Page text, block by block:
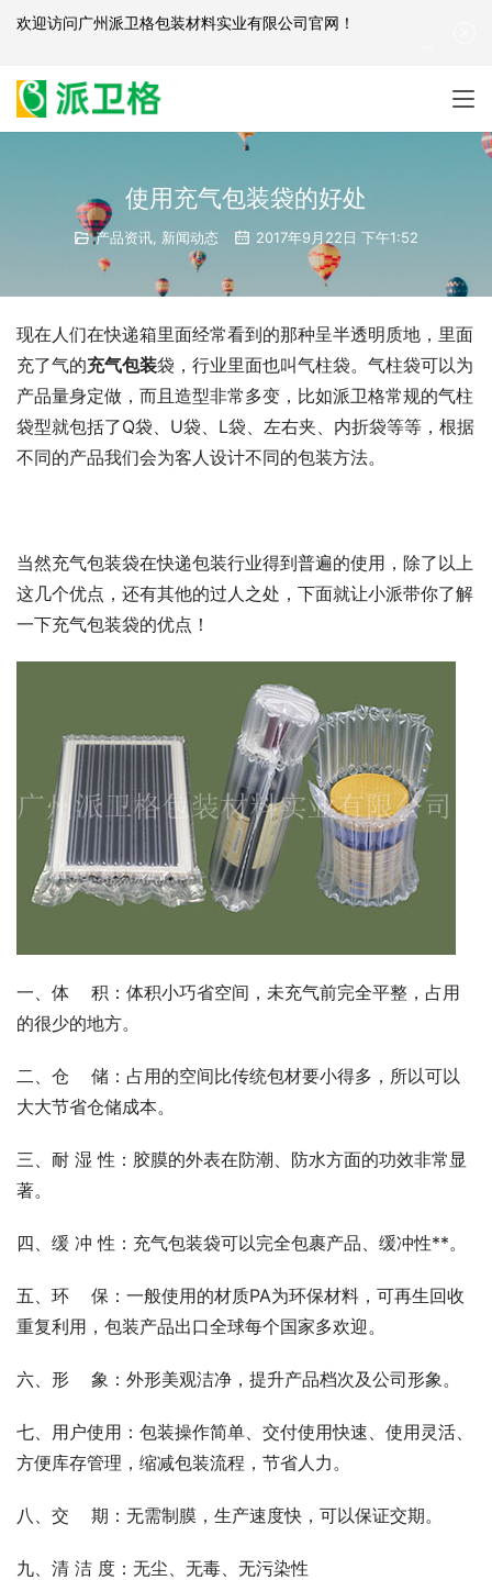
使用充气包装袋的好处
产品资讯, 新闻动态 2017年9月22日 下午1:52
现在人们在快递箱里面经常看到的那种呈半透明质地，里面
充了气的充气包装袋，行业里面也叫气柱袋。气柱袋可以为
产品量身定做，而且造型非常多变，比如派卫格常规的气柱
袋型就包括了Q袋、U袋、L袋、左右夹、内折袋等等，根据
不同的产品我们会为客人设计不同的包装方法。
当然充气包装袋在快递包装行业得到普遍的使用，除了以上
这几个优点，还有其他的过人之处，下面就让小派带你了解
一下充气包装袋的优点！
一、体    积：体积小巧省空间，未充气前完全平整，占用
的很少的地方。
二、仓    储：占用的空间比传统包材要小得多，所以可以
大大节省仓储成本。
三、耐 湿 性：胶膜的外表在防潮、防水方面的功效非常显
著。
四、缓 冲 性：充气包装袋可以完全包裹产品、缓冲性**。
五、环    保：一般使用的材质PA为环保材料，可再生回收
重复利用，包装产品出口全球每个国家多欢迎。
六、形    象：外形美观洁净，提升产品档次及公司形象。
七、用户使用：包装操作简单、交付使用快速、使用灵活、
方便库存管理，缩减包装流程，节省人力。
八、交    期：无需制膜，生产速度快，可以保证交期。
九、清 洁 度：无尘、无毒、无污染性
欢迎访问广州派卫格包装材料实业有限公司官网 ！